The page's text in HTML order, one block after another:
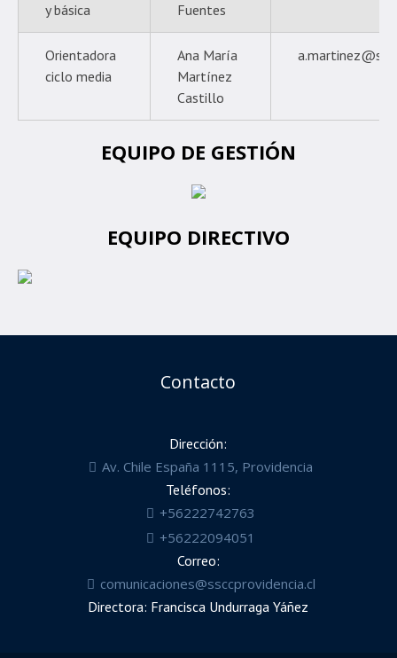
y básica
Fuentes
Orientadora
ciclo media
Ana María
Martínez
Castillo
EQUIPO DE GESTIÓN
EQUIPO DIRECTIVO
Contacto
Dirección:
Av. Chile España 1115, Providencia
Teléfonos:
+56222742763
+56222094051
Correo:
comunicaciones@ssccprovidencia.cl
Directora: Francisca Undurraga Yáñez